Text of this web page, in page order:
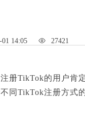
01 14:05 27421
册TikTok的用户肯
同TikTok注册方式